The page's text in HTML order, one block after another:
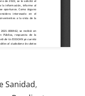
Sanidad,